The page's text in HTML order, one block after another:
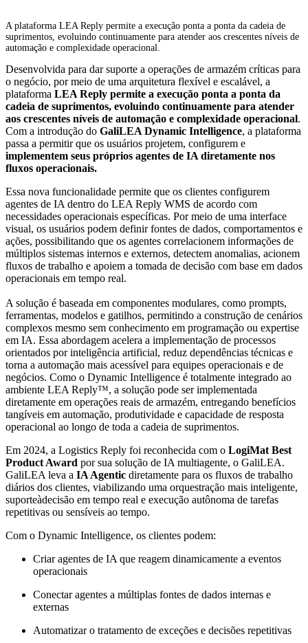
A plataforma LEA Reply permite a execução ponta a ponta da cadeia de
suprimentos, evoluindo continuamente para atender aos crescentes níveis de
automação e complexidade operacional.
Desenvolvida para dar suporte a operações de armazém críticas para
o negócio, por meio de uma arquitetura flexível e escalável, a
plataforma LEA Reply permite a execução ponta a ponta da
cadeia de suprimentos, evoluindo continuamente para atender
aos crescentes níveis de automação e complexidade operacional.
Com a introdução do GaliLEA Dynamic Intelligence, a plataforma
passa a permitir que os usuários projetem, configurem e
implementem seus próprios agentes de IA diretamente nos
fluxos operacionais.
Essa nova funcionalidade permite que os clientes configurem
agentes de IA dentro do LEA Reply WMS de acordo com
necessidades operacionais específicas. Por meio de uma interface
visual, os usuários podem definir fontes de dados, comportamentos e
ações, possibilitando que os agentes correlacionem informações de
múltiplos sistemas internos e externos, detectem anomalias, acionem
fluxos de trabalho e apoiem a tomada de decisão com base em dados
operacionais em tempo real.
A solução é baseada em componentes modulares, como prompts,
ferramentas, modelos e gatilhos, permitindo a construção de cenários
complexos mesmo sem conhecimento em programação ou expertise
em IA. Essa abordagem acelera a implementação de processos
orientados por inteligência artificial, reduz dependências técnicas e
torna a automação mais acessível para equipes operacionais e de
negócios. Como o Dynamic Intelligence é totalmente integrado ao
ambiente LEA Reply™, a solução pode ser implementada
diretamente em operações reais de armazém, entregando benefícios
tangíveis em automação, produtividade e capacidade de resposta
operacional ao longo de toda a cadeia de suprimentos.
Em 2024, a Logistics Reply foi reconhecida com o LogiMat Best
Product Award por sua solução de IA multiagente, o GaliLEA.
GaliLEA leva a IA Agentic diretamente para os fluxos de trabalho
diários dos clientes, viabilizando uma orquestração mais inteligente,
suporteàdecisão em tempo real e execução autônoma de tarefas
repetitivas ou sensíveis ao tempo.
Com o Dynamic Intelligence, os clientes podem:
Criar agentes de IA que reagem dinamicamente a eventos
operacionais
Conectar agentes a múltiplas fontes de dados internas e
externas
Automatizar o tratamento de exceções e decisões repetitivas